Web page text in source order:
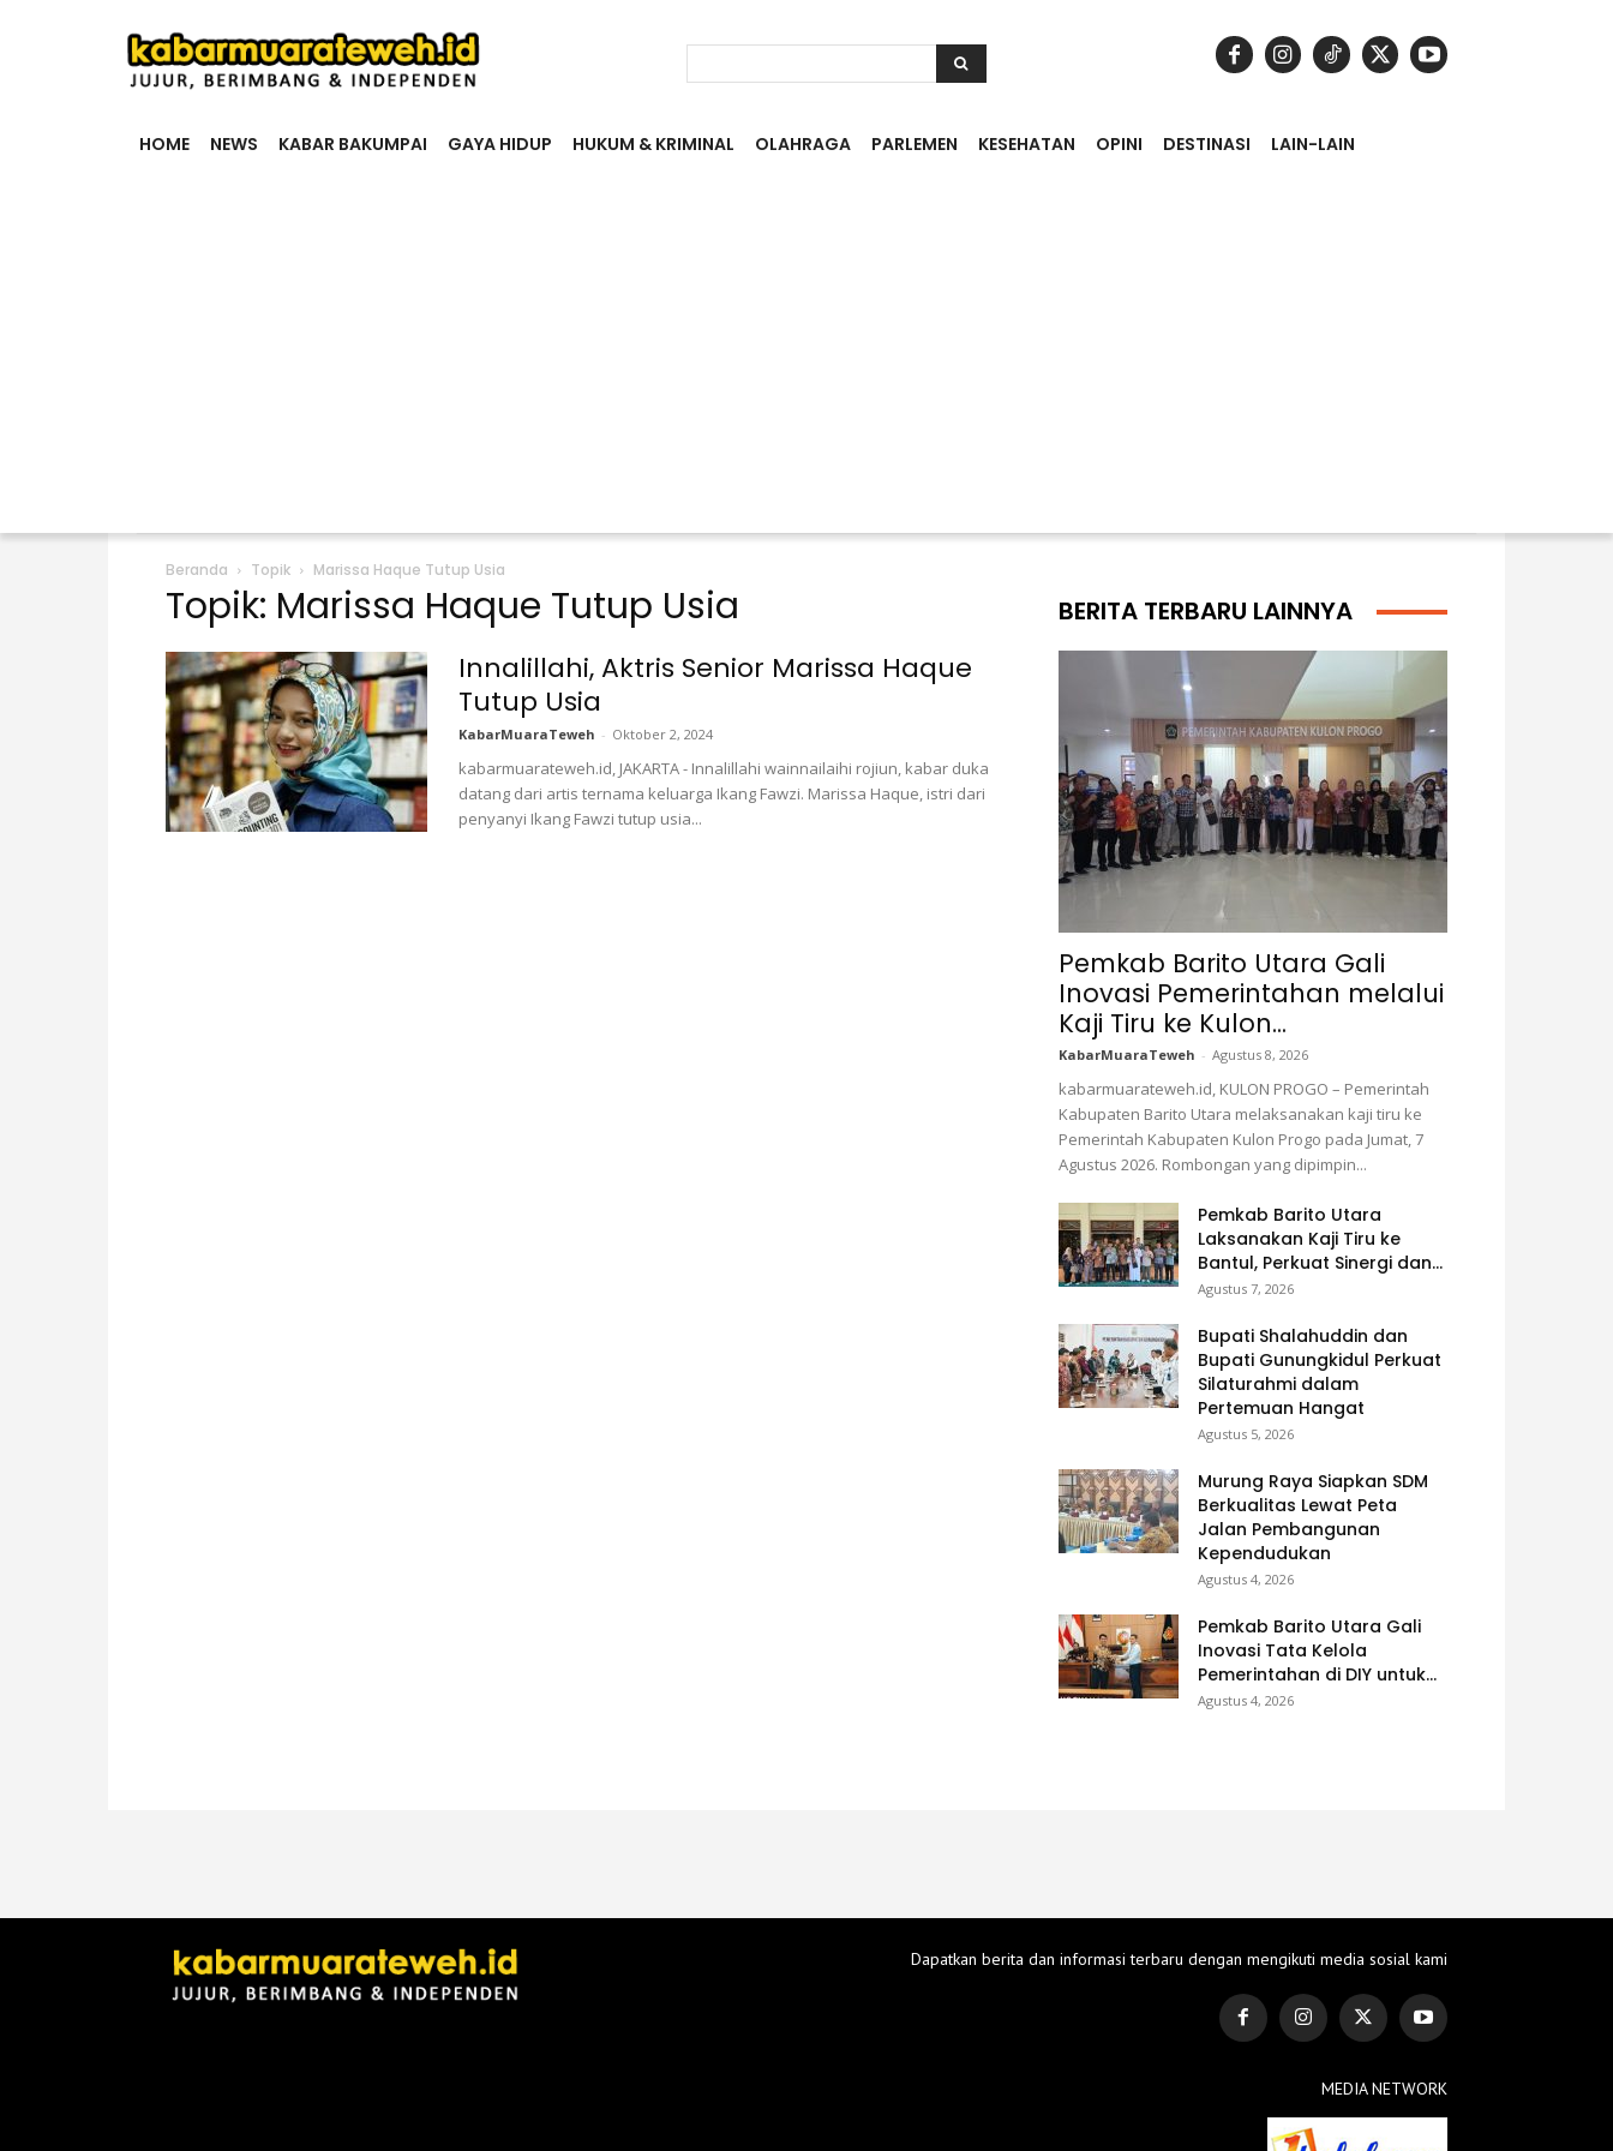
HOME NEWS KABAR BAKUMPAI GAYA HIDUP HUKUM & KRIMINAL OLAHRAGA PARLEMEN KESEHATAN OPINI DESTINASI LAIN-LAIN
Beranda Topik Marissa Haque Tutup Usia
Topik: Marissa Haque Tutup Usia
Innalillahi, Aktris Senior Marissa Haque
Tutup Usia
KabarMuaraTeweh - Oktober 2, 2024
kabarmuarateweh.id, JAKARTA - Innalillahi wainnailaihi rojiun, kabar duka
datang dari artis ternama keluarga Ikang Fawzi. Marissa Haque, istri dari
penyanyi Ikang Fawzi tutup usia...
BERITA TERBARU LAINNYA
Pemkab Barito Utara Gali
Inovasi Pemerintahan melalui
Kaji Tiru ke Kulon...
KabarMuaraTeweh - Agustus 8, 2026
kabarmuarateweh.id, KULON PROGO – Pemerintah
Kabupaten Barito Utara melaksanakan kaji tiru ke
Pemerintah Kabupaten Kulon Progo pada Jumat, 7
Agustus 2026. Rombongan yang dipimpin...
Pemkab Barito Utara
Laksanakan Kaji Tiru ke
Bantul, Perkuat Sinergi dan...
Agustus 7, 2026
Bupati Shalahuddin dan
Bupati Gunungkidul Perkuat
Silaturahmi dalam
Pertemuan Hangat
Agustus 5, 2026
Murung Raya Siapkan SDM
Berkualitas Lewat Peta
Jalan Pembangunan
Kependudukan
Agustus 4, 2026
Pemkab Barito Utara Gali
Inovasi Tata Kelola
Pemerintahan di DIY untuk...
Agustus 4, 2026
Dapatkan berita dan informasi terbaru dengan mengikuti media sosial kami
MEDIA NETWORK